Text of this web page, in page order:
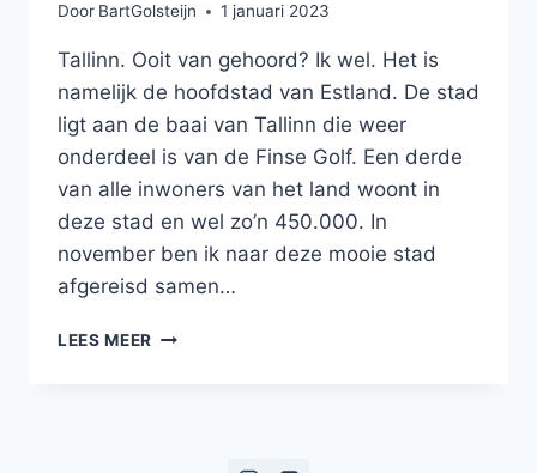
Door BartGolsteijn 1 januari 2023
Tallinn. Ooit van gehoord? Ik wel. Het is
namelijk de hoofdstad van Estland. De stad
ligt aan de baai van Tallinn die weer
onderdeel is van de Finse Golf. Een derde
van alle inwoners van het land woont in
deze stad en wel zo’n 450.000. In
november ben ik naar deze mooie stad
afgereisd samen…
LEES MEER BLOG: